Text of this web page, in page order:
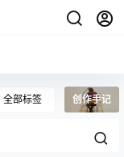
全部标签 创作手记